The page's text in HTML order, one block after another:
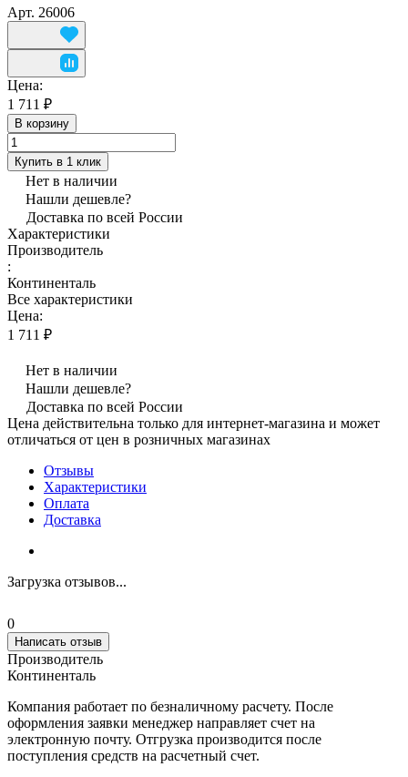
Арт. 26006
Цена:
1 711 ₽
В корзину
Купить в 1 клик
Нет в наличии
Нашли дешевле?
Доставка по всей России
Характеристики
Производитель
:
Континенталь
Все характеристики
Цена:
1 711 ₽
Нет в наличии
Нашли дешевле?
Доставка по всей России
Цена действительна только для интернет-магазина и может
отличаться от цен в розничных магазинах
Отзывы
Характеристики
Оплата
Доставка
Загрузка отзывов...
0
Написать отзыв
Производитель
Континенталь
Компания работает по безналичному расчету. После
оформления заявки менеджер направляет счет на
электронную почту. Отгрузка производится после
поступления средств на расчетный счет.